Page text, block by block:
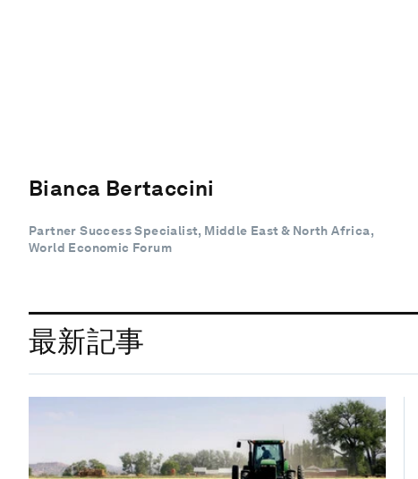
Bianca Bertaccini
Partner Success Specialist, Middle East & North Africa,
World Economic Forum
最新記事